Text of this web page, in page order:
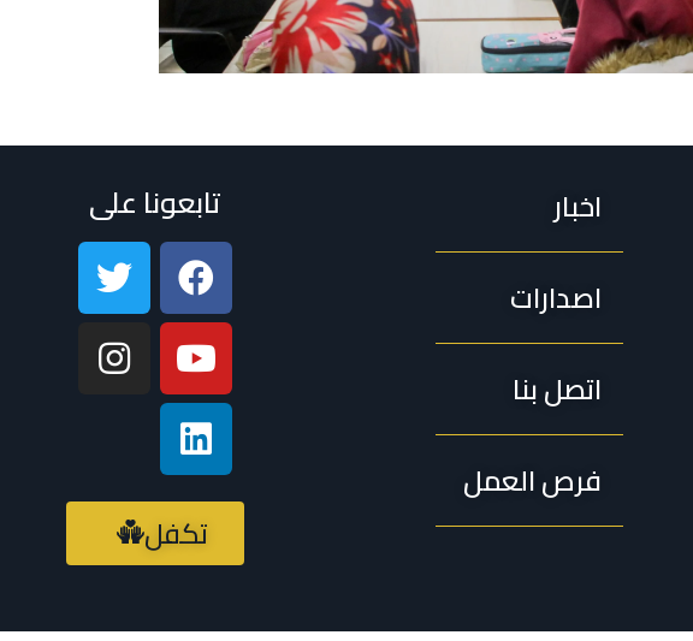
اخبار
اصدارات
اتصل بنا
فرص العمل
تابعونا على
تكفل